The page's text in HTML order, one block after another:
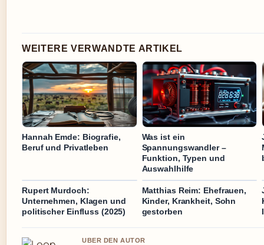
WEITERE VERWANDTE ARTIKEL
Hannah Emde: Biografie,
Beruf und Privatleben
Was ist ein
Spannungswandler –
Funktion, Typen und
Auswahlhilfe
Rupert Murdoch:
Unternehmen, Klagen und
politischer Einfluss (2025)
Matthias Reim: Ehefrauen,
Kinder, Krankheit, Sohn
gestorben
UBER DEN AUTOR